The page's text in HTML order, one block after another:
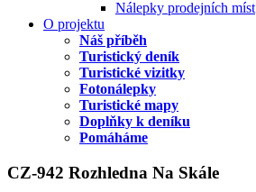
Nálepky prodejních míst
O projektu
Náš příběh
Turistický deník
Turistické vizitky
Fotonálepky
Turistické mapy
Doplňky k deníku
Pomáháme
CZ-942 Rozhledna Na Skále